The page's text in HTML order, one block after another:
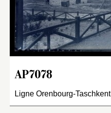
AP7078
Ligne Orenbourg-Taschkent